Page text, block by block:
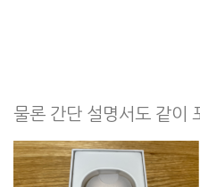
물론 간단 설명서도 같이